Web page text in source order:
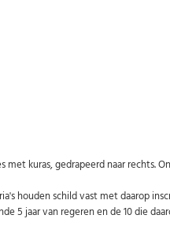
met kuras, gedrapeerd naar
houden schild vast met daarop
5 jaar van regeren en de 10 die